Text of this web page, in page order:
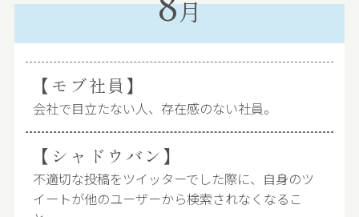
月
【モブ社員】
会社で目立たない人、存在感のない社員。
【シャドウバン】
不適切な投稿をツイッターでした際に、自身のツ
イートが他のユーザーから検索されなくなるこ